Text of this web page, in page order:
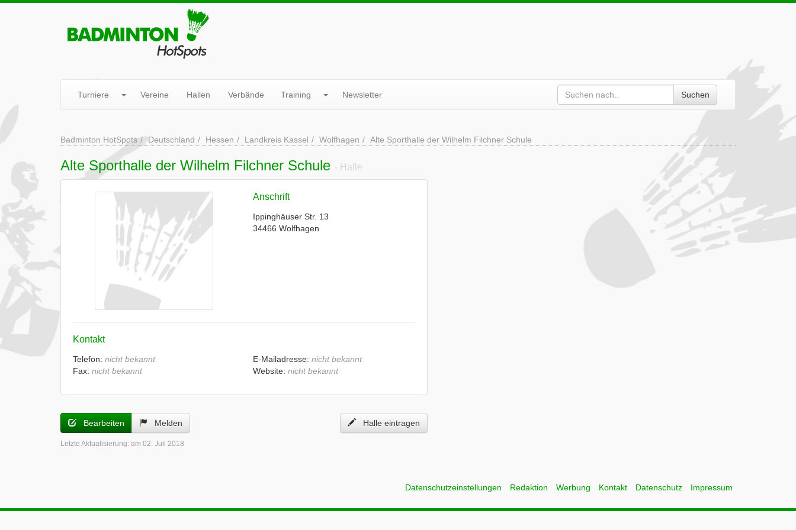
Turniere Vereine Hallen Verbände Training Newsletter Suchen
Badminton HotSpots Deutschland Hessen Landkreis Kassel Wolfhagen Alte Sporthalle der Wilhelm Filchner Schule
Alte Sporthalle der Wilhelm Filchner Schule - Halle
Anschrift
Ippinghäuser Str. 13
34466 Wolfhagen
Kontakt
Telefon: nicht bekannt
Fax: nicht bekannt
E-Mailadresse: nicht bekannt
Website: nicht bekannt
Bearbeiten Melden Halle eintragen
Letzte Aktualisierung: am 02. Juli 2018
Datenschutzeinstellungen Redaktion Werbung Kontakt Datenschutz Impressum